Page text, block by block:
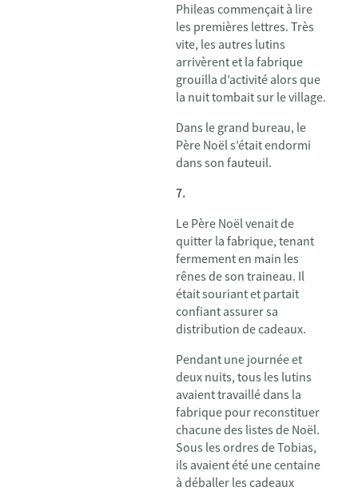
Phileas commençait à lire
les premières lettres. Très
vite, les autres lutins
arrivèrent et la fabrique
grouilla d’activité alors que
la nuit tombait sur le village.
Dans le grand bureau, le
Père Noël s’était endormi
dans son fauteuil.
7.
Le Père Noël venait de
quitter la fabrique, tenant
fermement en main les
rênes de son traineau. Il
était souriant et partait
confiant assurer sa
distribution de cadeaux.
Pendant une journée et
deux nuits, tous les lutins
avaient travaillé dans la
fabrique pour reconstituer
chacune des listes de Noël.
Sous les ordres de Tobias,
ils avaient été une centaine
à déballer les cadeaux